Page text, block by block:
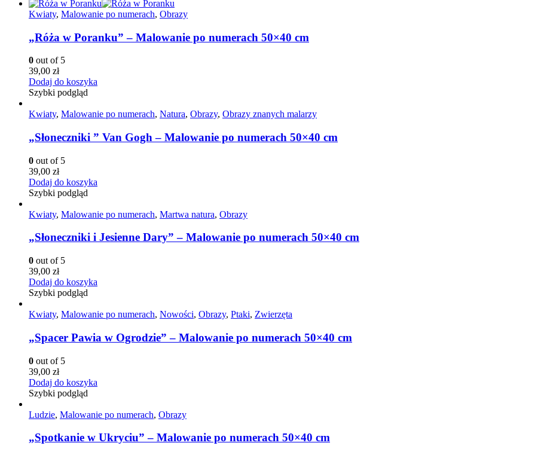
Kwiaty, Malowanie po numerach, Obrazy
„Róża w Poranku” – Malowanie po numerach 50×40 cm
0 out of 5
39,00 zł
Dodaj do koszyka
Szybki podgląd
Kwiaty, Malowanie po numerach, Natura, Obrazy, Obrazy znanych malarzy
„Słoneczniki ” Van Gogh – Malowanie po numerach 50×40 cm
0 out of 5
39,00 zł
Dodaj do koszyka
Szybki podgląd
Kwiaty, Malowanie po numerach, Martwa natura, Obrazy
„Słoneczniki i Jesienne Dary” – Malowanie po numerach 50×40 cm
0 out of 5
39,00 zł
Dodaj do koszyka
Szybki podgląd
Kwiaty, Malowanie po numerach, Nowości, Obrazy, Ptaki, Zwierzęta
„Spacer Pawia w Ogrodzie” – Malowanie po numerach 50×40 cm
0 out of 5
39,00 zł
Dodaj do koszyka
Szybki podgląd
Ludzie, Malowanie po numerach, Obrazy
„Spotkanie w Ukryciu” – Malowanie po numerach 50×40 cm